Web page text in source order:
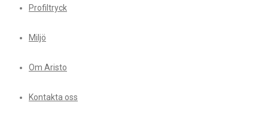
Profiltryck
Miljö
Om Aristo
Kontakta oss